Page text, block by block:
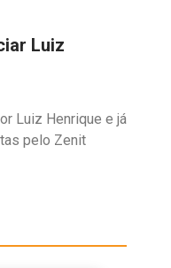
Luiz
Luiz Henrique e já
pelo Zenit